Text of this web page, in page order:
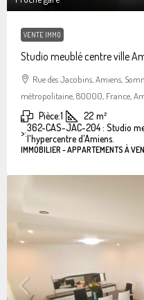
VENTE IMMO
Studio meublé centre ville
Rue des Jacobins, Amiens,
métropolitaine, 80000, France,
Pièce:1 22 m²
>:362-CAS-JAC-204 : Studio
l'hypercentre d'Amiens.
IMMOBILIER - APPARTEMENTS À